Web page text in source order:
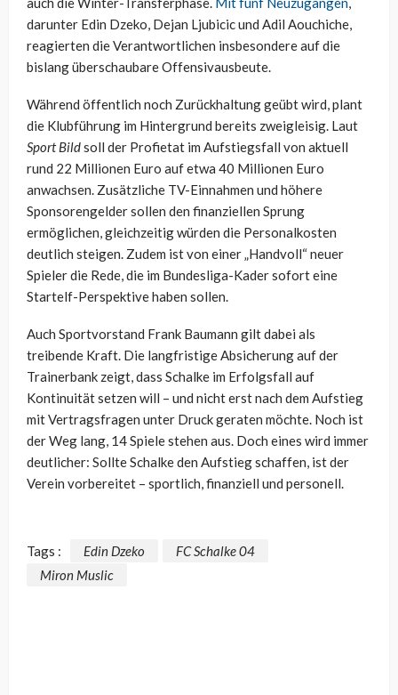
darunter Edin Dzeko, Dejan Ljubicic und Adil Aouchiche,
reagierten die Verantwortlichen insbesondere auf die
bislang überschaubare Offensivausbeute.
Während öffentlich noch Zurückhaltung geübt wird, plant
die Klubführung im Hintergrund bereits zweigleisig. Laut
Sport Bildsoll der Profietat im Aufstiegsfall von aktuell
rund 22 Millionen Euro auf etwa 40 Millionen Euro
anwachsen. Zusätzliche TV-Einnahmen und höhere
Sponsorengelder sollen den finanziellen Sprung
ermöglichen, gleichzeitig würden die Personalkosten
deutlich steigen. Zudem ist von einer „Handvoll“ neuer
Spieler die Rede, die im Bundesliga-Kader sofort eine
Startelf-Perspektive haben sollen.
Auch Sportvorstand Frank Baumann gilt dabei als
treibende Kraft. Die langfristige Absicherung auf der
Trainerbank zeigt, dass Schalke im Erfolgsfall auf
Kontinuität setzen will – und nicht erst nach dem Aufstieg
mit Vertragsfragen unter Druck geraten möchte. Noch ist
der Weg lang, 14 Spiele stehen aus. Doch eines wird immer
deutlicher: Sollte Schalke den Aufstieg schaffen, ist der
Verein vorbereitet – sportlich, finanziell und personell.
Tags : Edin Dzeko
FC Schalke 04
Miron Muslic